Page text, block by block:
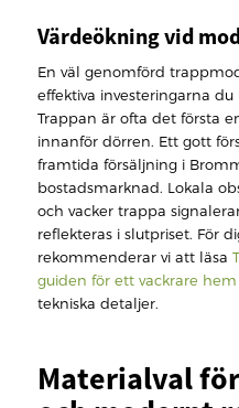
Värdeökning vid
En väl genomförd
effektiva investeringarna
Trappan är ofta det första
innanför dörren. Ett gott
framtida försäljning i
bostadsmarknad. Lokala
och vacker trappa
reflekteras i slutpriset. För
rekommenderar vi att läsa
guiden för ett vackrare hem
tekniska detaljer.
Materialval